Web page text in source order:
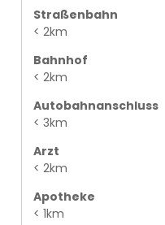
Straßenbahn
< 2km
Bahnhof
< 2km
Autobahnanschluss
< 3km
Arzt
< 2km
Apotheke
< 1km